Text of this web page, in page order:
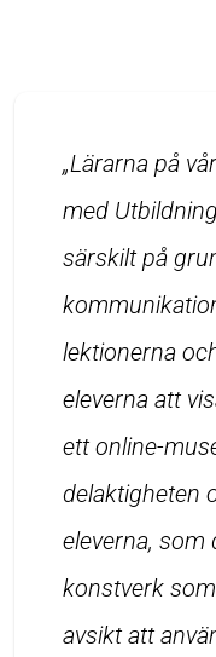
„Lärarna på
med
särskilt på
lektionerna
eleverna att
ett online-
delaktigheten
eleverna,
konstverk
avsikt att